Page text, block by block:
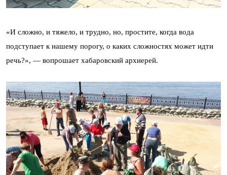
«И сложно, и тяжело, и трудно, но, простите, когда вода
подступает к нашему порогу, о каких сложностях может идти
речь?», — вопрошает хабаровский архиерей.